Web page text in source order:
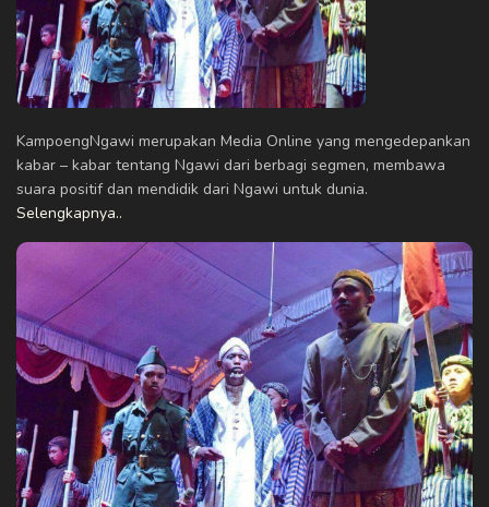
KampoengNgawi merupakan Media Online yang mengedepankan
kabar – kabar tentang Ngawi dari berbagi segmen, membawa
suara positif dan mendidik dari Ngawi untuk dunia.
Selengkapnya..